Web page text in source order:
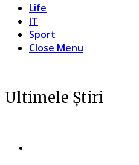
Life
IT
Sport
Close Menu
Ultimele Știri